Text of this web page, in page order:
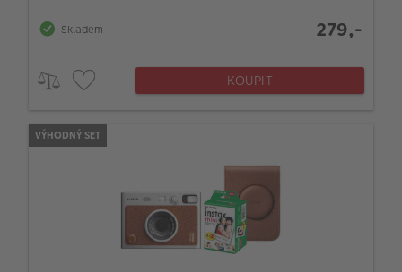
Skladem 279,-
KOUPIT
VÝHODNÝ SET